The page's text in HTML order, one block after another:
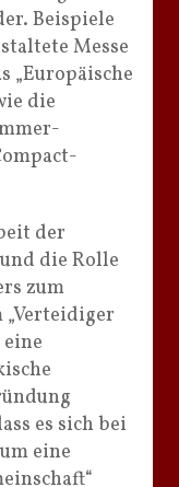
Beispiele
Messe
„Europäische
die
der
die Rolle
zum
es sich bei
eine